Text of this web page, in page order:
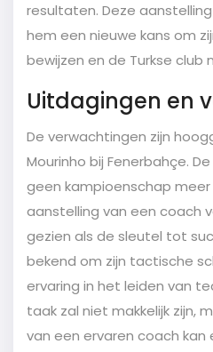
resultaten. Deze
hem een nieuwe kans om
bewijzen en de Turkse club
Uitdagingen en
De verwachtingen zijn
Mourinho bij Fenerbahçe.
geen kampioenschap
aanstelling van een coach
gezien als de sleutel tot
bekend om zijn tactische
ervaring in het leiden van
taak zal niet makkelijk zijn,
van een ervaren coach kan